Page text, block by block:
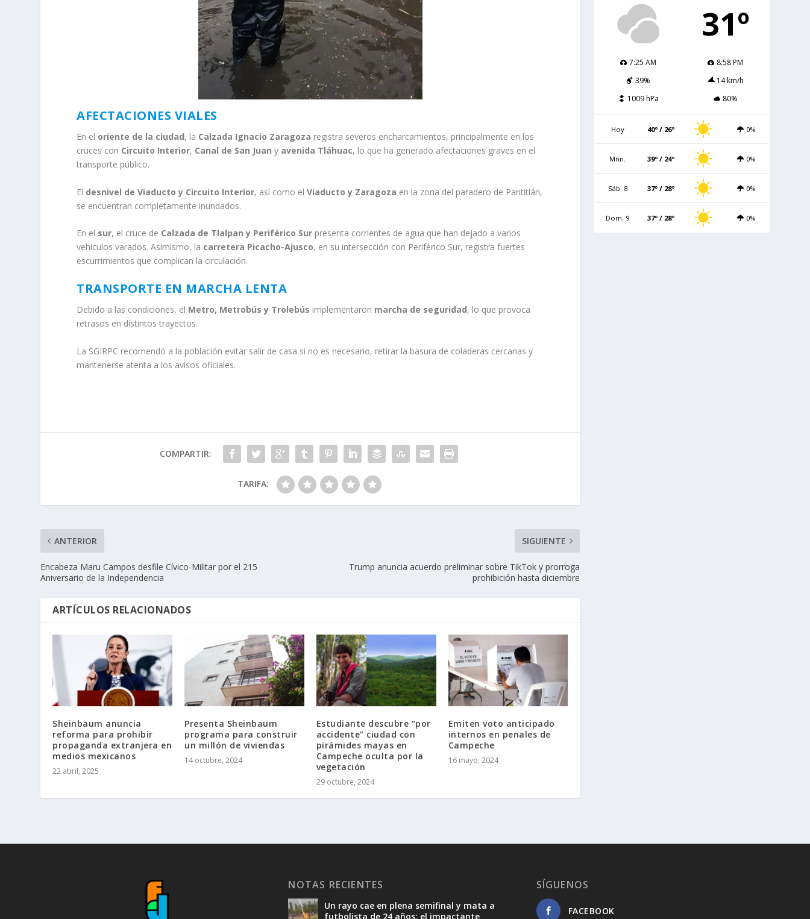
AFECTACIONES VIALES
En el oriente de la ciudad, la Calzada Ignacio Zaragoza registra severos encharcamientos, principalmente en los
cruces con Circuito Interior, Canal de San Juan y avenida Tláhuac, lo que ha generado afectaciones graves en el
transporte público.
El desnivel de Viaducto y Circuito Interior, así como elViaducto y Zaragoza en la zona del paradero de Pantitlán,
se encuentran completamente inundados.
En el sur, el cruce de Calzada de Tlalpan y Periférico Sur presenta corrientes de agua que han dejado a varios
vehículos varados. Asimismo, la carretera Picacho-Ajusco, en su intersección con Periférico Sur, registra fuertes
escurrimientos que complican la circulación.
TRANSPORTE EN MARCHA LENTA
Debido a las condiciones, el Metro, Metrobús y Trolebús implementaron marcha de seguridad, lo que provoca
retrasos en distintos trayectos.
La SGIRPC recomendó a la población evitar salir de casa si no es necesario, retirar la basura de coladeras cercanas y
mantenerse atenta a los avisos oficiales.
COMPARTIR:
TARIFA:
ANTERIOR
Encabeza Maru Campos desfile Cívico-Militar por el 215
Aniversario de la Independencia
SIGUIENTE
Trump anuncia acuerdo preliminar sobre TikTok y prorroga
prohibición hasta diciembre
ARTÍCULOS RELACIONADOS
Sheinbaum anuncia
reforma para prohibir
propaganda extranjera en
medios mexicanos
22 abril, 2025
Presenta Sheinbaum
programa para construir
un millón de viviendas
14 octubre, 2024
Estudiante descubre “por
accidente” ciudad con
pirámides mayas en
Campeche oculta por la
vegetación
29 octubre, 2024
Emiten voto anticipado
internos en penales de
Campeche
16 mayo, 2024
31º
7:25 AM
8:58 PM
39%
14 km/h
1009 hPa
80%
Hoy 40º / 26º 0%
Mñn. 39º / 24º 0%
Sáb. 8 37º / 28º 0%
Dom. 9 37º / 28º 0%
NOTAS RECIENTES
Un rayo cae en plena semifinal y mata a
futbolista de 24 años; el impactante
SÍGUENOS
FACEBOOK